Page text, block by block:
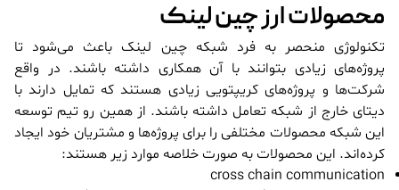
محصولات ارز چین لینک
تکنولوژی منحصر به فرد شبکه چین لینک باعث می‌شود تا
پروژه‌های زیادی بتوانند با آن همکاری داشته باشند. در واقع
شرکت‌ها و پروژه‌های کریپتویی زیادی هستند که تمایل دارند با
دیتای خارج از شبکه تعامل داشته باشند. از همین رو تیم توسعه
این شبکه محصولات مختلفی را برای پروژه‌ها و مشتریان خود ایجاد
کرده‌اند. این محصولات به صورت خلاصه موارد زیر هستند:
cross chain communication